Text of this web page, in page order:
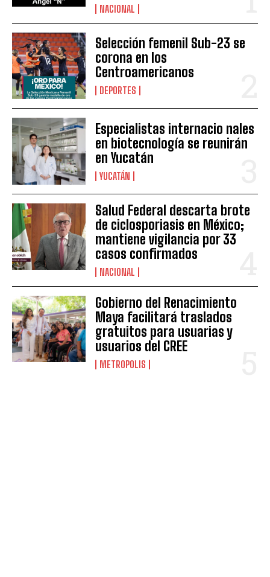
NACIONAL
Selección femenil Sub-23 se
corona en los
Centroamericanos
DEPORTES
Especialistas internacio nales
en biotecnología se reunirán
en Yucatán
YUCATÁN
Salud Federal descarta brote
de ciclosporiasis en México;
mantiene vigilancia por 33
casos confirmados
NACIONAL
Gobierno del Renacimiento
Maya facilitará traslados
gratuitos para usuarias y
usuarios del CREE
METROPOLIS